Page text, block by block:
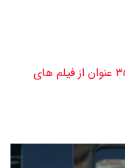
بیش از 35 عنوان از فیلم های